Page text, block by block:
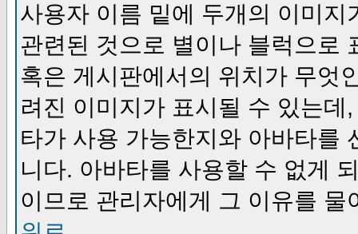
사용자 이름 밑에 두개의 이미
관련된 것으로 별이나 블럭으로
혹은 게시판에서의 위치가 무엇
려진 이미지가 표시될 수 있는
타가 사용 가능한지와 아바타를
니다. 아바타를 사용할 수 없게
이므로 관리자에게 그 이유를 물